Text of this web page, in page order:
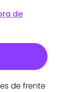
de
de frente